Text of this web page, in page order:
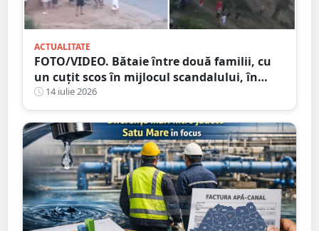
ACTUALITATE
FOTO/VIDEO. Bătaie între două familii, cu
un cuțit scos în mijlocul scandalului, în
Satu Mare. 400 de persoane la fața locului
14 iulie 2026